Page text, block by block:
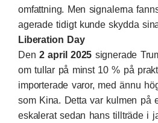
omfattning. Men signalerna
agerade tidigt kunde skydda
Liberation Day
Den 2 april 2025 signerade
om tullar på minst 10 % på
importerade varor, med ännu
som Kina. Detta var kulmen på
eskalerat sedan hans tillträde i